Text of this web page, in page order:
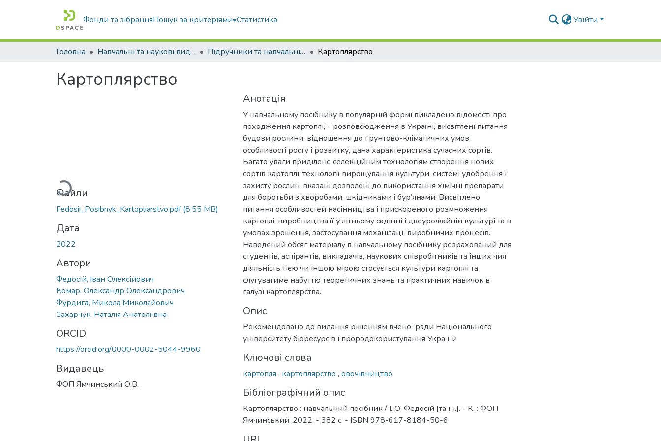
Фонди та зібранняПошук за критеріями Статистика Увійти
Головна Навчальні та наукові видання Підручники та навчальні посібники Картоплярство
Картоплярство
Вантажиться...
Файли
Fedosii_Posibnyk_Kartopliarstvo.pdf(8,55 MB)
Дата
2022
Автори
Федосій, Іван Олексійович
Комар, Олександр Олександрович
Фурдига, Микола Миколайович
Захарчук, Наталія Анатоліївна
ORCID
https://orcid.org/0000-0002-5044-9960
Видавець
ФОП Ямчинський О.В.
Анотація
У навчальному посібнику в популярній формі викладено відомості про
походження картоплі, її розповсюдження в Україні, висвітлені питання
будови рослини, відношення до ґрунтово-кліматичних умов,
особливості росту і розвитку, дана характеристика сучасних сортів.
Багато уваги приділено селекційним технологіям створення нових
сортів картоплі, технології вирощування культури, системі удобрення і
захисту рослин, вказані дозволені до використання хімічні препарати
для боротьби з хворобами, шкідниками і бур’янами. Висвітлено
питання особливостей насінництва і прискореного розмноження
картоплі, виробництва її у літньому садінні і двоурожайній культурі та в
умовах зрошення, застосування механізації виробничих процесів.
Наведений обсяг матеріалу в навчальному посібнику розрахований для
студентів, аспірантів, викладачів, наукових співробітників та інших чия
діяльність тією чи іншою мірою стосується культури картоплі та
слугуватиме набуттю теоретичних знань та практичних навичок в
галузі картоплярства.
Опис
Рекомендовано до видання рішенням вченої ради Національного
університету біоресурсів і прородокористування України
Ключові слова
картопля , картоплярство , овочівництво
Бібліографічний опис
Картоплярство : навчальний посібник / І. О. Федосій [та ін.]. - К. : ФОП
Ямчинський, 2022. - 382 с. - ISBN 978-617-8184-50-6